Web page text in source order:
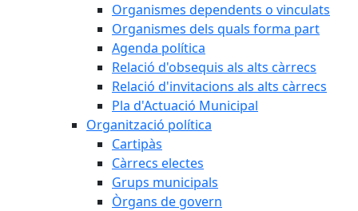
Organismes dependents o vinculats
Organismes dels quals forma part
Agenda política
Relació d'obsequis als alts càrrecs
Relació d'invitacions als alts càrrecs
Pla d'Actuació Municipal
Organització política
Cartipàs
Càrrecs electes
Grups municipals
Òrgans de govern